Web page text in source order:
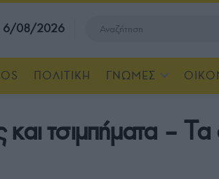
6/08/2026
ΠΟΛΙΤΙΚΗ ΓΝΩΜΕΣ
και τσιμπήματα –